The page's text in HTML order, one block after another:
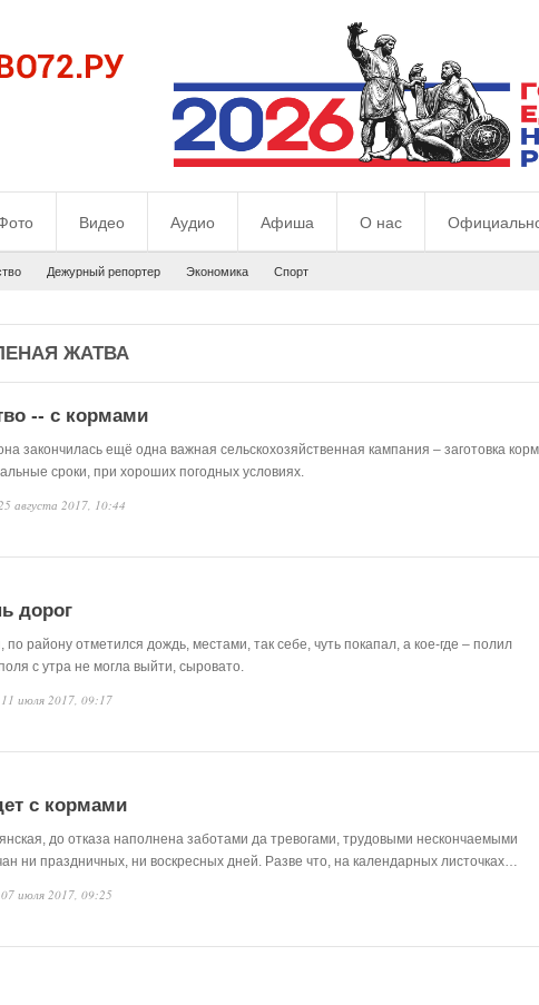
Видео Аудио Афиша О нас
Дежурный репортер Экономика Спорт
ЖАТВА
-- с кормами
закончилась ещё одна важная сельскохозяйственная кампания – заготовка
сроки, при хороших погодных условиях.
августа 2017, 10:44
дорог
району отметился дождь, местами, так себе, чуть покапал, а кое-где – полил
с утра не могла выйти, сыровато.
11 июля 2017, 09:17
с кормами
до отказа наполнена заботами да тревогами, трудовыми нескончаемыми
ни праздничных, ни воскресных дней. Разве что, на календарных листочках…
07 июля 2017, 09:25